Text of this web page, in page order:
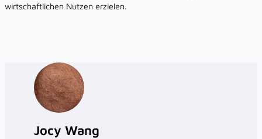
wirtschaftlichen Nutzen erzielen.
Jocy Wang